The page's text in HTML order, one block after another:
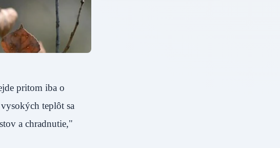
pritom iba o
teplôt sa
a chradnutie,"